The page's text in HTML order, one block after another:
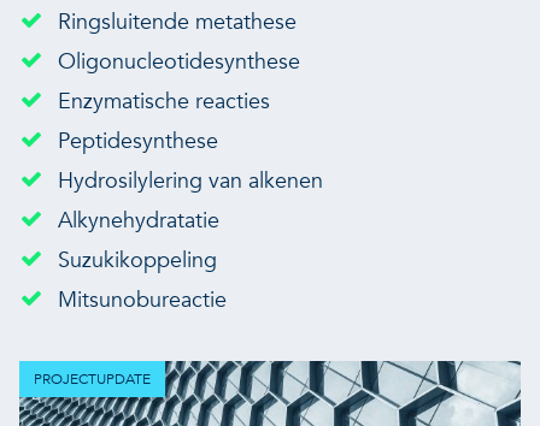
Ringsluitende metathese
Oligonucleotidesynthese
Enzymatische reacties
Peptidesynthese
Hydrosilylering van alkenen
Alkynehydratatie
Suzukikoppeling
Mitsunobureactie
PROJECTUPDATE